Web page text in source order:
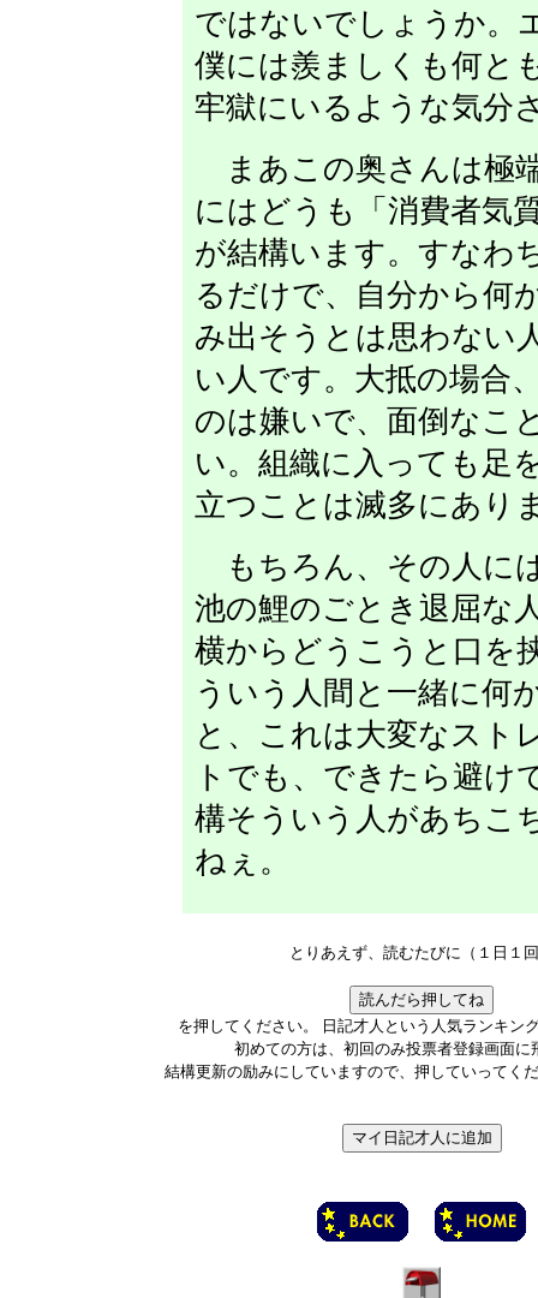
ではないでしょうか。
僕には羨ましくも何と
牢獄にいるような気分
まあこの奥さんは極
にはどうも「消費者気
が結構います。すなわ
るだけで、自分から何
み出そうとは思わない
い人です。大抵の場合
のは嫌いで、面倒なこ
い。組織に入っても足
立つことは滅多にあり
もちろん、その人に
池の鯉のごとき退屈な
横からどうこうと口を
ういう人間と一緒に何
と、これは大変なスト
トでも、できたら避け
構そういう人があちこ
ねぇ。
とりあえず、読むたびに（１日１
を押してください。 日記才人という人気ランキン
初めての方は、初回のみ投票者登録画面に
結構更新の励みにしていますので、押していってく